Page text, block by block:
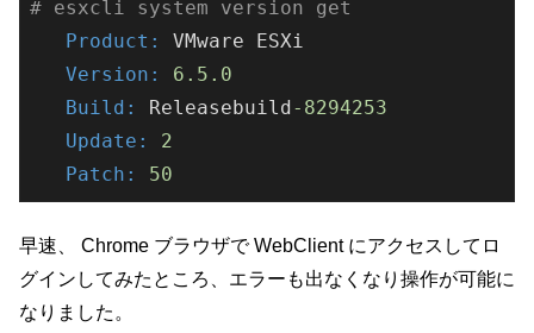
# esxcli system version get
   Product:
   Version:
6.5 .0
   Build:
Releasebuild -8294253
   Update:
2
   Patch:
50
早速、 Chrome ブラウザで WebClient にアクセスしてロ
グインしてみたところ、エラーも出なくなり操作が可能に
なりました。